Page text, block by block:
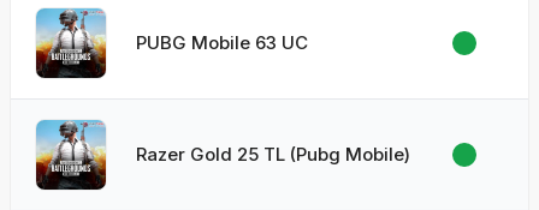
PUBG Mobile 63 UC
Razer Gold 25 TL (Pubg Mobile)